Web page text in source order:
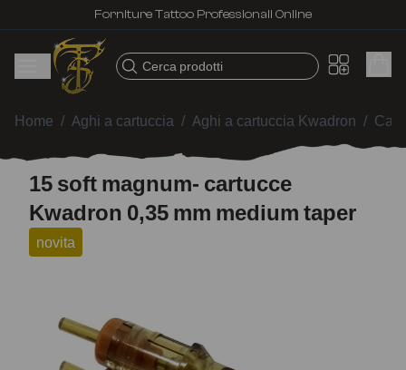
Forniture Tattoo Professionali Online
Cerca prodotti
Home / Aghi a cartuccia / Aghi a cartuccia Kwadron /
15 soft magnum- cartucce
Kwadron 0,35 mm medium taper
novita